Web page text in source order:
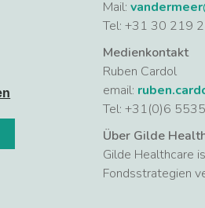
Mail:
Tel: +31 30 219
Medienkontakt
Ruben Cardol
email:
Tel: +31(0)6
Über Gilde
Gilde Healthcare
Fondsstrategien